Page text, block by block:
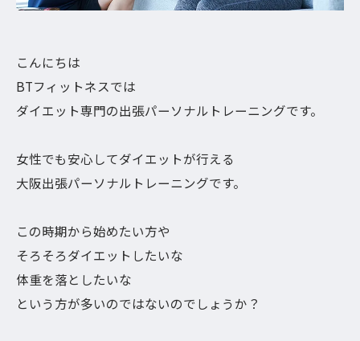
こんにちは
BTフィットネスでは
ダイエット専門の出張パーソナルトレーニングです。
女性でも安心してダイエットが行える
大阪出張パーソナルトレーニングです。
この時期から始めたい方や
そろそろダイエットしたいな
体重を落としたいな
という方が多いのではないのでしょうか？